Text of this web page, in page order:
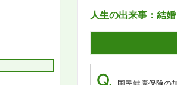
人生の出来事：結
Q.